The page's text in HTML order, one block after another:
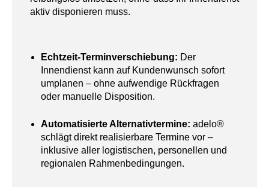
aktiv disponieren muss.
Echtzeit-Terminverschiebung: Der
Innendienst kann auf Kundenwunsch sofort
umplanen – ohne aufwendige Rückfragen
oder manuelle Disposition.
Automatisierte Alternativtermine: adelo®
schlägt direkt realisierbare Termine vor –
inklusive aller logistischen, personellen und
regionalen Rahmenbedingungen.